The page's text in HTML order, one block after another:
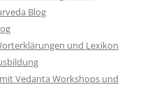
Blog
und Lexikon
Vedanta Workshops und